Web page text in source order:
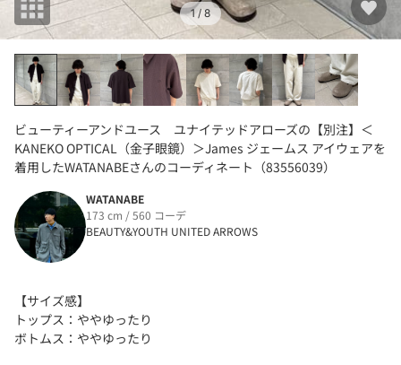
1 / 8
ビューティーアンドユース ユナイテッドアローズの【別注】＜
KANEKO OPTICAL（金子眼鏡）＞James ジェームス アイウェアを
着用したWATANABEさんのコーディネート（83556039）
WATANABE
173 cm / 560 コーデ
BEAUTY&YOUTH UNITED ARROWS
【サイズ感】
トップス：ややゆったり
ボトムス：ややゆったり